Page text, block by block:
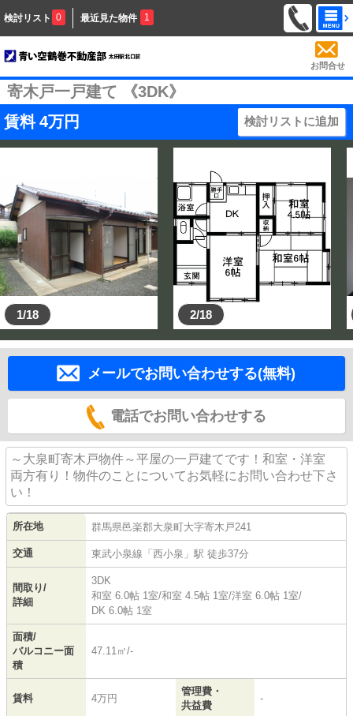
検討リスト 0 最近見た物件 1
お問合せ
寄木戸一戸建て 《3DK》
賃料 4万円 検討リストに追加
1/18 2/18
メールでお問い合わせする(無料)
電話でお問い合わせする
～大泉町寄木戸物件～平屋の一戸建てです！和室・洋室
両方有り！物件のことについてお気軽にお問い合わせ下さ
い！
所在地 群馬県邑楽郡大泉町大字寄木戸241
交通 東武小泉線 「 西小泉 」駅 徒歩37分
間取り/
詳細
3DK
和室 6.0帖 1室/和室 4.5帖 1室/洋室 6.0帖 1室/
DK 6.0帖 1室
面積/
バルコニー面
積
47.11㎡/-
賃料 4万円
管理費・
共益費
-